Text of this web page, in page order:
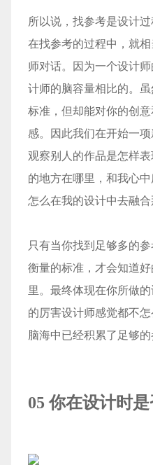
所以说，找参考是设计
在找参考的过程中，就
师对话。因为一个设计
计师的脑容量相比的。
标准，但却能对你的创
感。因此我们在开始一
观察别人的作品是怎样
的地方在哪里，和我心
怎么在我的设计中去融合
只有当你找到足够多的
衡量的标准，才会知道
里。最终体现在你所做
的厉害设计师感觉都不
脑海中已经积累了足够
05 你在设计时